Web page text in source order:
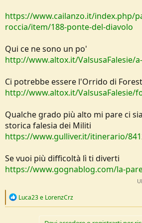
https://www.cailanzo.it/index.php/
roccia/item/188-ponte-del-diavolo
Qui ce ne sono un po'
http://www.altox.it/ValsusaFalesie/
Ci potrebbe essere l'Orrido di
http://www.altox.it/ValsusaFalesie/
Qualche grado più alto mi pare ci
storica falesia dei Militi
https://www.gulliver.it/itinerario/
Se vuoi più difficoltà lì ti diverti
https://www.gognablog.com/la-
RLuca23e LorenzCrz